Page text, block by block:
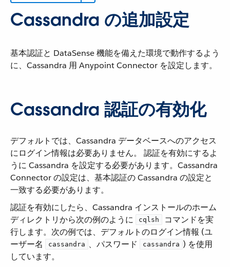
Cassandra の追加設定
基本認証と DataSense 機能を備えた環境で動作するよう
に、Cassandra 用 Anypoint Connector を設定します。
Cassandra 認証の有効化
デフォルトでは、Cassandra データベースへのアクセス
にログイン情報は必要ありません。 認証を有効にするよ
うに Cassandra を設定する必要があります。Cassandra
Connector の設定は、基本認証の Cassandra の設定と
一致する必要があります。
認証を有効にしたら、Cassandra インストールのホーム
ディレクトリから次の例のように ​
cqlsh
​ コマンドを実
行します。次の例では、デフォルトのログイン情報 (ユ
ーザー名 ​
cassandra ​、パスワード ​ cassandra ​) を使用
しています。